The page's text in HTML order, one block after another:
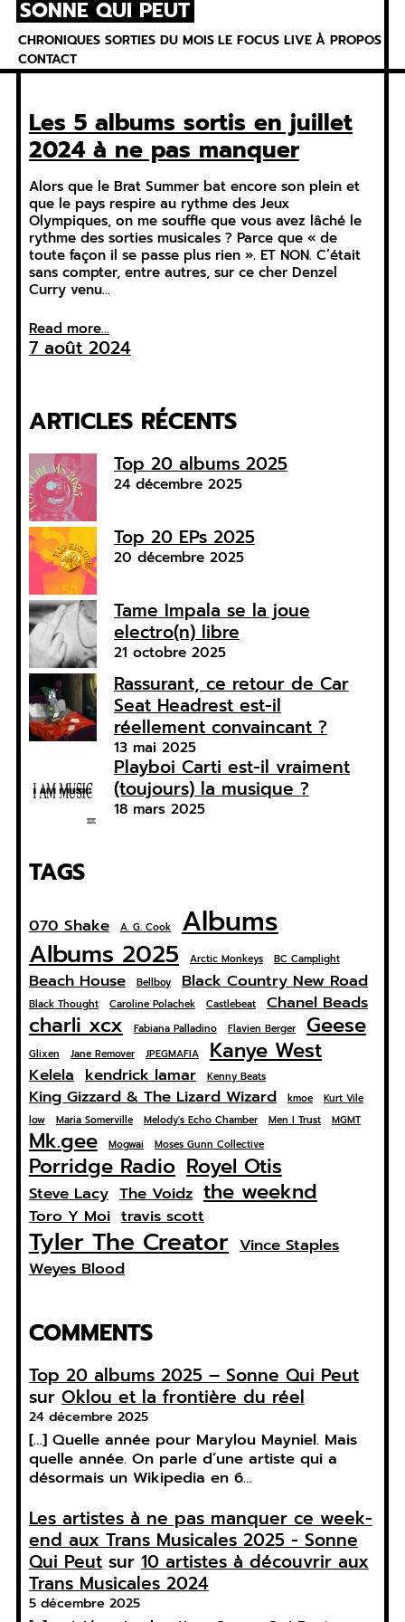
Skip
content
SONNE QUI PEUT
CHRONIQUES SORTIES DU MOIS LE FOCUS LIVE À PROPOS
CONTACT
Les 5 albums sortis en juillet
2024 à ne pas manquer
Alors que le Brat Summer bat encore son plein et
que le pays respire au rythme des Jeux
Olympiques, on me souffle que vous avez lâché le
rythme des sorties musicales ? Parce que « de
toute façon il se passe plus rien ». ET NON. C’était
sans compter, entre autres, sur ce cher Denzel
Curry venu…
Read more...
7 août 2024
ARTICLES RÉCENTS
Top 20 albums 2025
24 décembre 2025
Top 20 EPs 2025
20 décembre 2025
Tame Impala se la joue
electro(n) libre
21 octobre 2025
Rassurant, ce retour de Car
Seat Headrest est-il
réellement convaincant ?
13 mai 2025
Playboi Carti est-il vraiment
(toujours) la musique ?
18 mars 2025
TAGS
070 Shake A. G. Cook Albums
Albums 2025 Arctic Monkeys BC Camplight
Beach House Bellboy Black Country New Road
Black Thought Caroline Polachek Castlebeat Chanel Beads
charli xcx Fabiana Palladino Flavien Berger Geese
Glixen Jane Remover JPEGMAFIA Kanye West
Kelela kendrick lamar Kenny Beats
King Gizzard & The Lizard Wizard kmoe
Kurt Vile
low
Maria Somerville Melody's Echo Chamber Men I Trust MGMT
Mk.gee Mogwai Moses Gunn Collective
Porridge Radio Royel Otis
Steve Lacy The Voidz the weeknd
Toro Y Moi travis scott
Tyler The Creator Vince Staples
Weyes Blood
COMMENTS
Top 20 albums 2025 – Sonne Qui Peut
surOklou et la frontière du réel
24 décembre 2025
[…] Quelle année pour Marylou Mayniel. Mais
quelle année. On parle d’une artiste qui a
désormais un Wikipedia en 6…
Les artistes à ne pas manquer ce week-
end aux Trans Musicales 2025 - Sonne
Qui Peutsur10 artistes à découvrir aux
Trans Musicales 2024
5 décembre 2025